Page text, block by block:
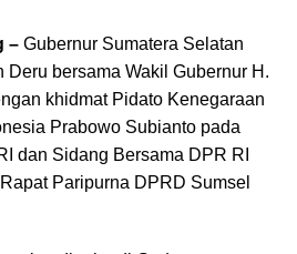
– Gubernur Sumatera Selatan
Deru bersama Wakil Gubernur H.
khidmat Pidato Kenegaraan
Prabowo Subianto pada
dan Sidang Bersama DPR RI
Paripurna DPRD Sumsel